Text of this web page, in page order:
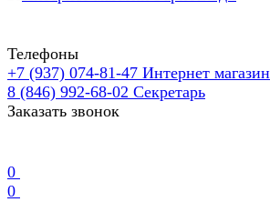
Телефоны
+7 (937) 074-81-47 Интернет магазин
8 (846) 992-68-02 Секретарь
Заказать звонок
0
0